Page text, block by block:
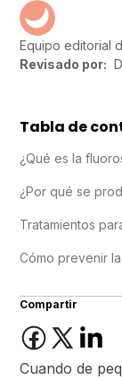
Equipo editorial
Revisado por:
Tabla de
¿Qué es la
¿Por qué se
Tratamientos
Cómo prevenir
Compartir
Cuando de